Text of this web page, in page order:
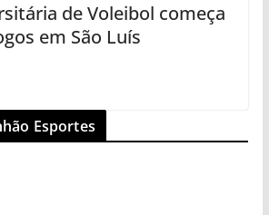
de Voleibol começa
em São Luís
Esportes